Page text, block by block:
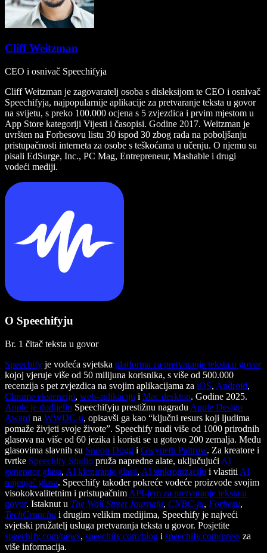
Cliff Weitzman
CEO i osnivač Speechifyja
Cliff Weitzman je zagovaratelj osoba s disleksijom te CEO i osnivač
Speechifyja, najpopularnije aplikacije za pretvaranje teksta u govor
na svijetu, s preko 100.000 ocjena s 5 zvjezdica i prvim mjestom u
App Store kategoriji Vijesti i časopisi. Godine 2017. Weitzman je
uvršten na Forbesovu listu 30 ispod 30 zbog rada na poboljšanju
pristupačnosti interneta za osobe s teškoćama u učenju. O njemu su
pisali EdSurge, Inc., PC Mag, Entrepreneur, Mashable i drugi
vodeći mediji.
O Speechifyju
Br. 1 čitač teksta u govor
Speechify je vodeća svjetska platforma za pretvaranje teksta u govor
kojoj vjeruje više od 50 milijuna korisnika, s više od 500.000
recenzija s pet zvjezdica na svojim aplikacijama za iOS, Android,
Chrome ekstenziju, web-aplikaciju i Mac desktop. Godine 2025.
Apple je dodijelio Speechifyju prestižnu nagradu Apple Design
Award na WWDC-u, opisavši ga kao “ključni resurs koji ljudima
pomaže živjeti svoje živote”. Speechify nudi više od 1000 prirodnih
glasova na više od 60 jezika i koristi se u gotovo 200 zemalja. Među
glasovima slavnih su Snoop Dogg i Gwyneth Paltrow. Za kreatore i
tvrtke Speechify Studio pruža napredne alate, uključujući AI
generator glasa, AI kloniranje glasa, AI sinkronizaciju i vlastiti AI
mijenjač glasa. Speechify također pokreće vodeće proizvode svojim
visokokvalitetnim i pristupačnim API-jem za pretvaranje teksta u
govor. Istaknut u The Wall Street Journalu, CNBC-ju, Forbesu,
TechCrunchu i drugim velikim medijima, Speechify je najveći
svjetski pružatelj usluga pretvaranja teksta u govor. Posjetite
speechify.com/news, speechify.com/blog i speechify.com/press za
više informacija.